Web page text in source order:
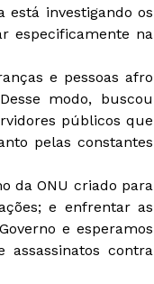
está investigando os
especificamente na
e pessoas afro
modo, buscou
públicos que
pelas constantes
da ONU criado para
e enfrentar as
e esperamos
contra